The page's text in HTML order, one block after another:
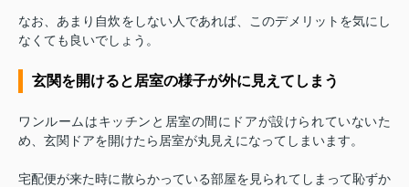
なお、あまり自炊をしない人であれば、このデメリットを気にし
なくても良いでしょう。
玄関を開けると居室の様子が外に見えてしまう
ワンルームはキッチンと居室の間にドアが設けられていないた
め、玄関ドアを開けたら居室が丸見えになってしまいます。
宅配便が来た時に散らかっている部屋を見られてしまって恥ずか